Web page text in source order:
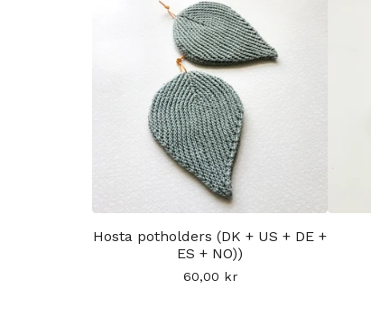
Hosta potholders (DK + US + DE +
ES + NO))
60,00 kr